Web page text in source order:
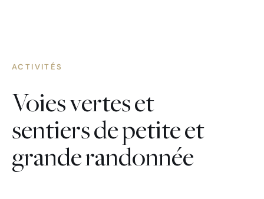
ACTIVITÉS
Voies vertes et
sentiers de petite et
grande randonnée